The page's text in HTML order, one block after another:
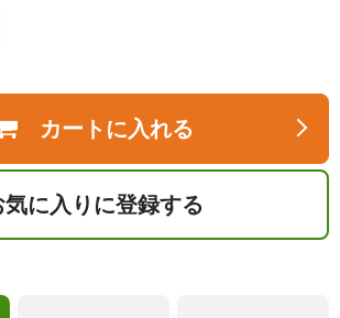
カートに入れる
気に入りに登録する